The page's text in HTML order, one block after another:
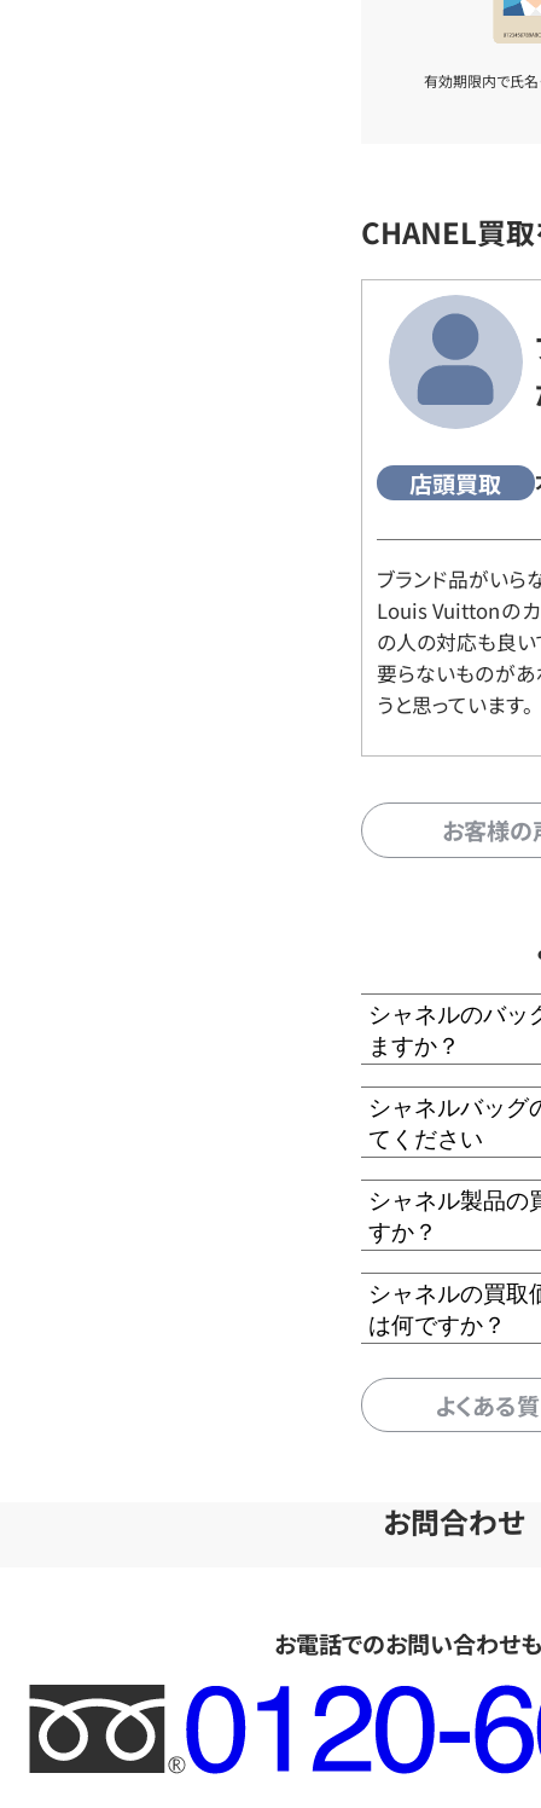
有効期限内で氏名
CHANEL買
店頭買取
ブランド品がいら
Louis Vuittonの
の人の対応も良い
要らないものがあ
うと思っています。
お客様
シャネルのバッ
ますか？
シャネルバッグ
てください
シャネル製品の
すか？
シャネルの買取
は何ですか？
よくある
お問合わせ
お電話でのお問い合わせ
フ
リ
ー